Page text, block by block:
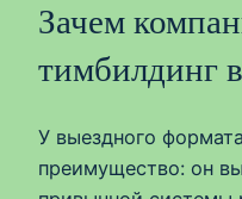
Зачем
тимбилдинг
У выездного
преимущество: он